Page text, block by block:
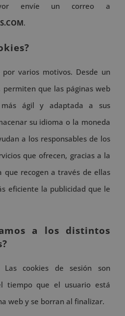
envíe un correo a
.
varios motivos. Desde un
que las páginas web
ágil y adaptada a sus
su idioma o la moneda
a los responsables de los
que ofrecen, gracias a la
que recogen a través de ellas
eficiente la publicidad que le
a los distintos
Las cookies de sesión son
tiempo que el usuario está
web y se borran al finalizar.